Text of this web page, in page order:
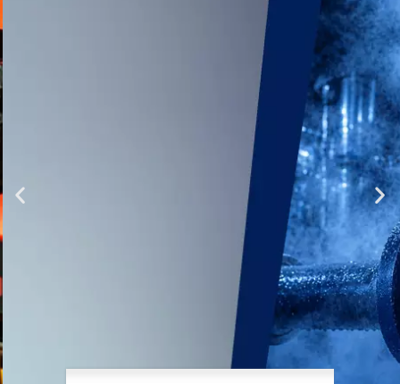
Nie daj się zaskoczyć parze.
Najczęściej występujące problemy
w systemach pary i kondensatu
Instalacje parowe i kondensatu to zazwyczaj złożony
układ składający się z setek metrów rurociągów i
odbiorników ciepła, w których zachodzą procesy
wymiany ciepła. Elementem łączącym dwa światy, tj.
świat pary i kondensatu, jest odwadniacz. To on, obok
zaworów odcinających, jest najczęściej występującym